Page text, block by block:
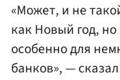
«Может, и не
как Новый год,
особенно для
банков», —